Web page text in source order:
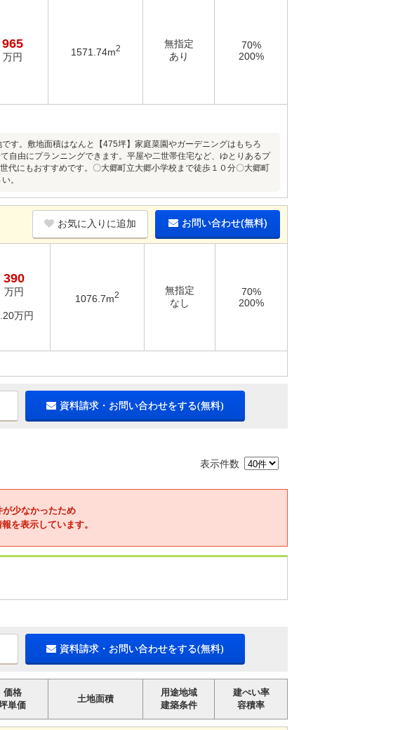
965
万円 1571.74m2
無指定
あり
70%
200%
。敷地面積はなんと【475坪】家庭菜園やガーデニングはもちろ
自由にプランニングできます。平屋や二世帯住宅など、ゆとりあるプ
代にもおすすめです。〇大郷町立大郷小学校まで徒歩１０分〇大郷町
。
お気に入りに追加 お問い合わせ(無料)
390
万円
万円
1076.7m2
無指定
なし
70%
200%
資料請求・お問い合わせをする(無料)
表示件数
少なかったため
を表示しています。
資料請求・お問い合わせをする(無料)
価格
単価
土地面積
用途地域
建築条件
建ぺい率
容積率